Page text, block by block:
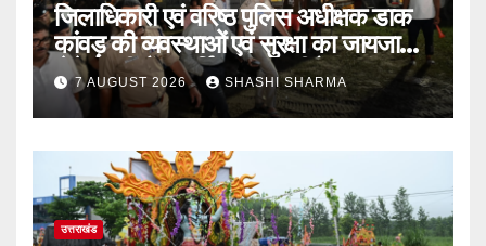
जिलाधिकारी एवं वरिष्ठ पुलिस अधीक्षक डाक
कांवड़ की व्यवस्थाओं एवं सुरक्षा का जायजा
लेने बैरागी कैंप पार्किंग स्थल जीरो ग्राउंड पर
देर रात्रि पहुंचे
7 AUGUST 2026 SHASHI SHARMA
उत्तराखंड